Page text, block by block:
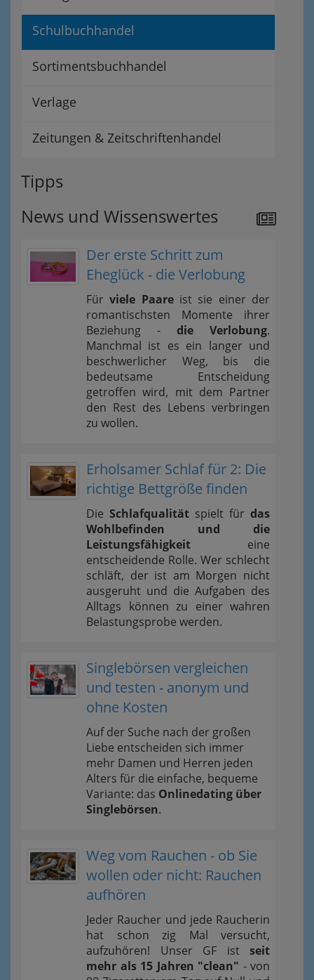
Schulbuchhandel
Sortimentsbuchhandel
Verlage
Zeitungen & Zeitschriftenhandel
Tipps
News und Wissenswertes
Der erste Schritt zum
Eheglück - die Verlobung
Fürviele Paareist sie einer der
romantischsten Momente ihrer
Beziehung - die Verlobung.
Manchmal ist es ein langer und
beschwerlicher Weg, bis die
bedeutsame Entscheidung
getroffen wird, mit dem Partner
den Rest des Lebens verbringen
zu wollen.
Erholsamer Schlaf für 2: Die
richtige Bettgröße finden
Die Schlafqualität spielt für das
Wohlbefinden und die
Leistungsfähigkeit eine
entscheidende Rolle. Wer schlecht
schläft, der ist am Morgen nicht
ausgeruht und die Aufgaben des
Alltags können zu einer wahren
Belastungsprobe werden.
Singlebörsen vergleichen
und testen - anonym und
ohne Kosten
Auf der Suche nach der großen
Liebe entscheiden sich immer
mehr Damen und Herren jeden
Alters für die einfache, bequeme
Variante: das Onlinedating über
Singlebörsen.
Weg vom Rauchen - ob Sie
wollen oder nicht: Rauchen
aufhören
Jeder Raucher und jede Raucherin
hat schon zig Mal versucht,
aufzuhören! Unser GF ist seit
mehr als 15 Jahren "clean" - von